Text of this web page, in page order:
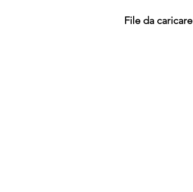
File da caricare